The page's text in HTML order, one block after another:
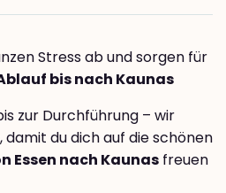
Stress ab und sorgen für
bis nach Kaunas
zur Durchführung – wir
damit du dich auf die schönen
Essen nach Kaunas freuen